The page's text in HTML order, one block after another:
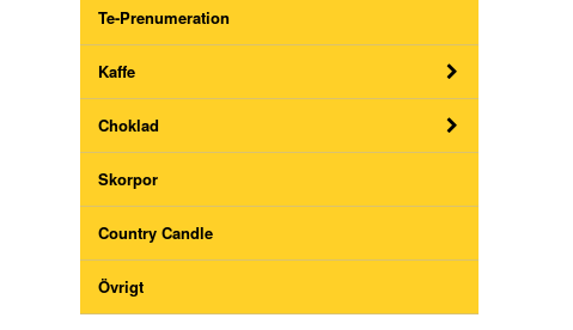
Te-Prenumeration
Kaffe
Choklad
Skorpor
Country Candle
Övrigt